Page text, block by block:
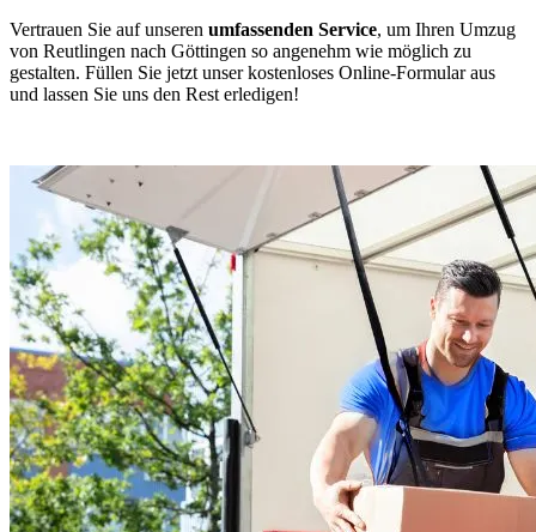
Vertrauen Sie auf unseren umfassenden Service, um Ihren Umzug
von Reutlingen nach Göttingen so angenehm wie möglich zu
gestalten. Füllen Sie jetzt unser kostenloses Online-Formular aus
und lassen Sie uns den Rest erledigen!